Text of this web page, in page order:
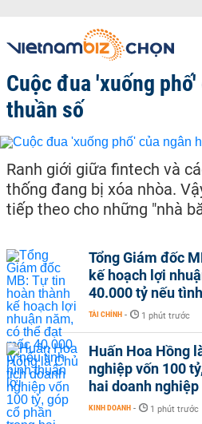
Cuộc đua 'xuống
thuần số
Ranh giới giữa fintech và
thống đang bị xóa nhòa.
tiếp theo cho những "nhà
Tổng Giám đốc
kế hoạch lợi
40.000 tỷ nếu
TÀI CHÍNH - 1 phút trước
Huấn Hoa Hồng
nghiệp vốn 100
hai doanh
KINH DOANH - 1 phút trước